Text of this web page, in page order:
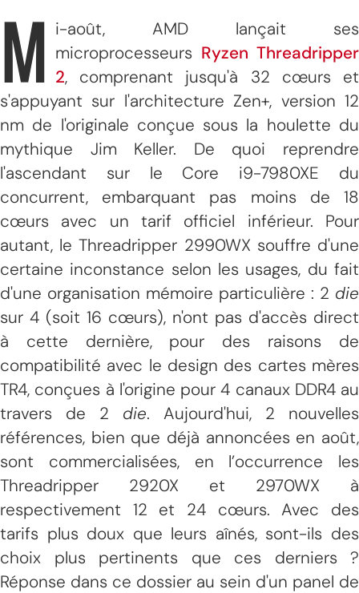
M i-août, AMD lançait ses
microprocesseurs Ryzen Threadripper
2, comprenant jusqu'à 32 cœurs et
s'appuyant sur l'architecture Zen+, version 12
nm de l'originale conçue sous la houlette du
mythique Jim Keller. De quoi reprendre
l'ascendant sur le Core i9-7980XE du
concurrent, embarquant pas moins de 18
cœurs avec un tarif officiel inférieur. Pour
autant, le Threadripper 2990WX souffre d'une
certaine inconstance selon les usages, du fait
d'une organisation mémoire particulière : 2 die
sur 4 (soit 16 cœurs), n'ont pas d'accès direct
à cette dernière, pour des raisons de
compatibilité avec le design des cartes mères
TR4, conçues à l'origine pour 4 canaux DDR4 au
travers de 2 die. Aujourd'hui, 2 nouvelles
références, bien que déjà annoncées en août,
sont commercialisées, en l’occurrence les
Threadripper 2920X et 2970WX à
respectivement 12 et 24 cœurs. Avec des
tarifs plus doux que leurs aînés, sont-ils des
choix plus pertinents que ces derniers ?
Réponse dans ce dossier au sein d'un panel de